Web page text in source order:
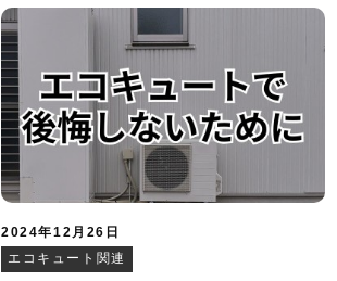
2024年12月26日
エコキュート関連